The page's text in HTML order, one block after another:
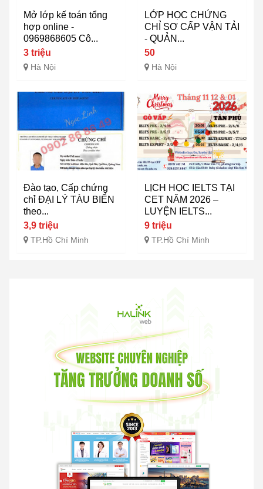
Mở lớp kế toán tổng
hợp online -
0969868605 Cô...
3 triệu
Hà Nội
LỚP HỌC CHỨNG
CHỈ SƠ CẤP VẬN TẢI
- QUẢN...
50
Hà Nội
Đào tạo, Cấp chứng
chỉ ĐẠI LÝ TÀU BIỂN
theo...
3,9 triệu
TP.Hồ Chí Minh
LỊCH HỌC IELTS TẠI
CET NĂM 2026 –
LUYỆN IELTS...
9 triệu
TP.Hồ Chí Minh